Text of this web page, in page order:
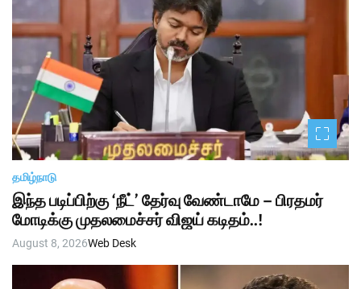
தமிழ்நாடு
இந்த படிப்பிற்கு ‘நீட்’ தேர்வு வேண்டாமே – பிரதமர்
மோடிக்கு முதலமைச்சர் விஜய் கடிதம்..!
August 8, 2026Web Desk